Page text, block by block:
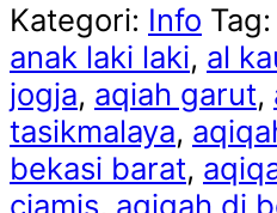
Kategori: Info Tag:
anak laki laki, al
jogja, aqiah garut,
tasikmalaya,
bekasi barat,
ciamis, aqiqah di